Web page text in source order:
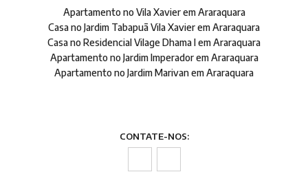
Apartamento no Vila Xavier em Araraquara
Casa no Jardim Tabapuã Vila Xavier em Araraquara
Casa no Residencial Vilage Dhama I em Araraquara
Apartamento no Jardim Imperador em Araraquara
Apartamento no Jardim Marivan em Araraquara
CONTATE-NOS: